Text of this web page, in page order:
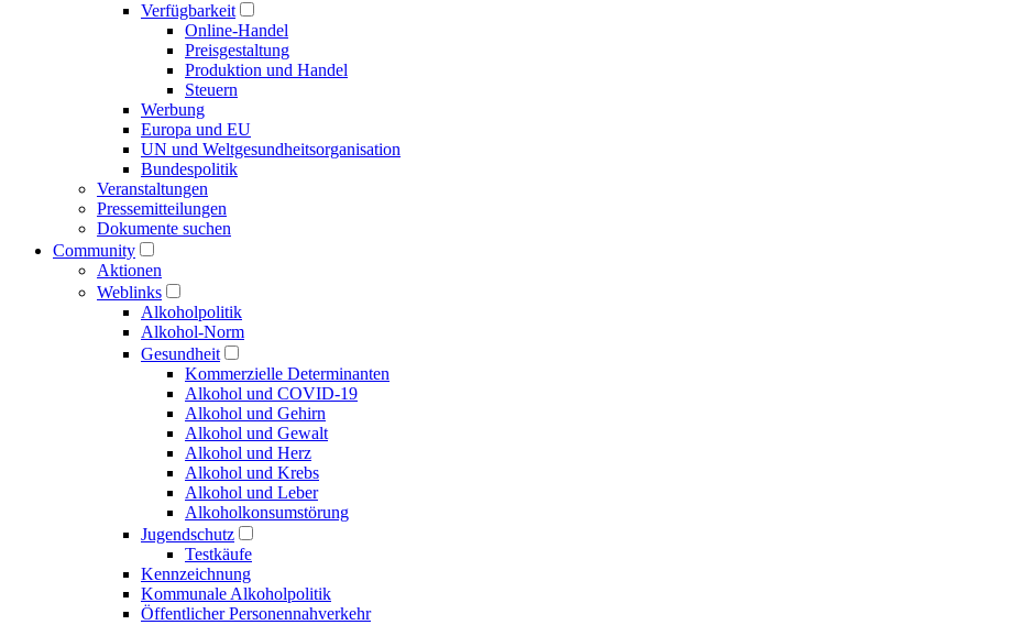
Verfügbarkeit
Online-Handel
Preisgestaltung
Produktion und Handel
Steuern
Werbung
Europa und EU
UN und Welt­gesundheits­organisation
Bundespolitik
Veranstaltungen
Presse­mitteilungen
Dokumente suchen
Community
Aktionen
Weblinks
Alkoholpolitik
Alkohol-Norm
Gesundheit
Kommerzielle Determinanten
Alkohol und COVID-19
Alkohol und Gehirn
Alkohol und Gewalt
Alkohol und Herz
Alkohol und Krebs
Alkohol und Leber
Alkoholkonsumstörung
Jugendschutz
Testkäufe
Kennzeichnung
Kommunale Alkoholpolitik
Öffentlicher Personennahverkehr